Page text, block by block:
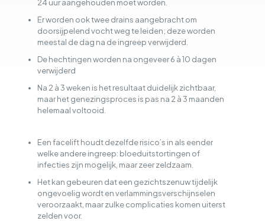
24 uur aangehouden moet worden.
Er worden ook twee drains aangebracht om
doorsijpelend vocht weg te leiden; deze worden
meestal de dag na de ingreep verwijderd.
De hechtingen worden na ongeveer 6 à 10 dagen
verwijderd
Na 2 à 3 weken is het resultaat duidelijk zichtbaar,
maar het genezingsproces is pas na 2 à 3 maanden
helemaal voltooid.
Een facelift houdt dezelfde risico’s in als eender
welke andere ingreep: bloeduitstortingen of
infecties zijn mogelijk, maar zeer zeldzaam.
Het kan gebeuren dat een gezichtszenuw tijdelijk
ongevoelig wordt en verlammingsverschijnselen
veroorzaakt, maar zulke complicaties komen uiterst
zelden voor.